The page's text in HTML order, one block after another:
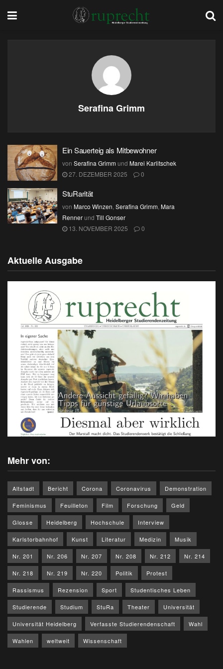
Serafina Grimm
Ein Sauerteig als Mitbewohner
von Serafina Grimmund Marei Karlitschek
27. DEZEMBER 2025
0
StuRarität
von Marco Winzen, Serafina Grimm, Mara
Rennerund Till Gonser
13. NOVEMBER 2025
0
Aktuelle Ausgabe
Mehr von:
Altstadt Bericht Corona Coronavirus Demonstration
Feminismus Feuilleton Film Forschung Geld
Glosse Heidelberg Hochschule Interview
Karlstorbahnhof Kunst Literatur Medizin Musik
Nr. 201 Nr. 206 Nr. 207 Nr. 208 Nr. 212 Nr. 214
Nr. 218 Nr. 219 Nr. 220 Politik Protest
Rassismus Rezension Sport Studentisches Leben
Studierende Studium StuRa Theater Universität
Universität Heidelberg Verfasste Studierendenschaft Wahl
Wahlen weltweit Wissenschaft